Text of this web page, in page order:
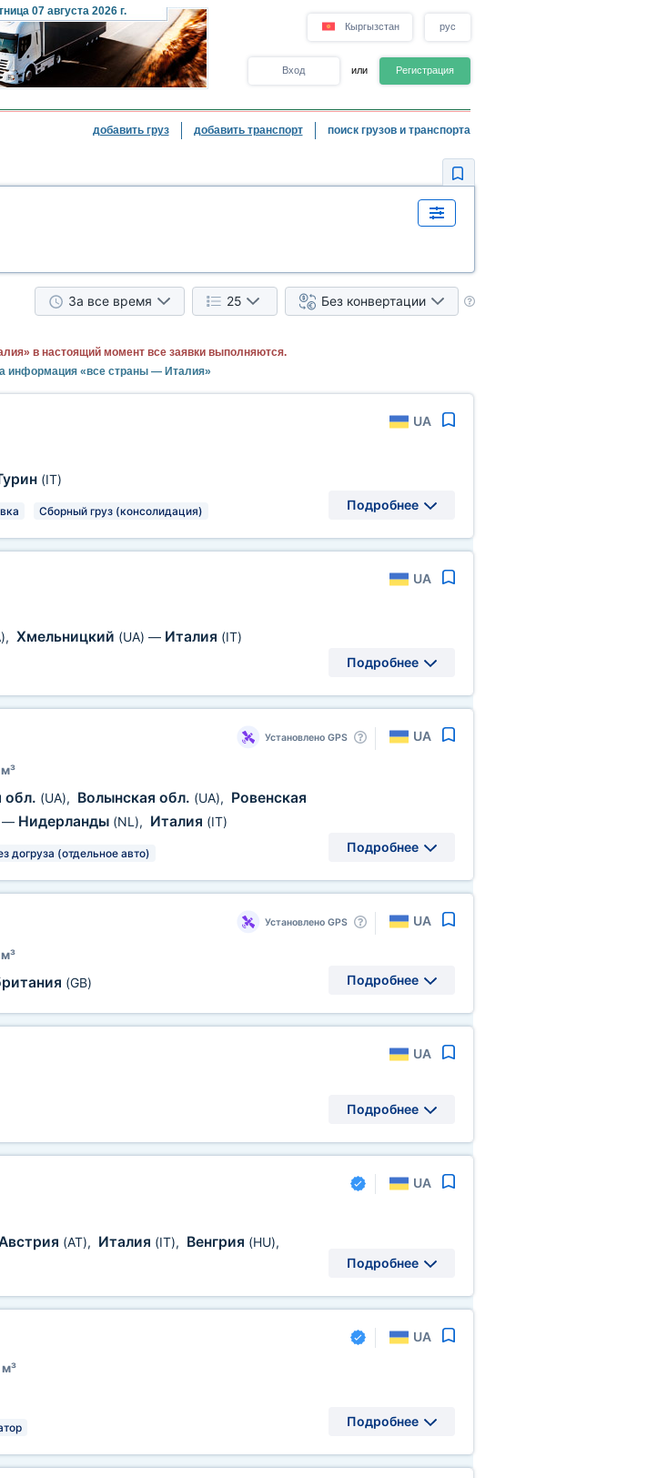
07 августа 2026 г.
Кыргызстан рус
Вход или Регистрация
добавить груз добавить транспорт поиск грузов и транспорта
За все время 25 Без конвертации
в настоящий момент все заявки выполняются.
информация «все страны — Италия»
UA
(IT)
Сборный груз (консолидация) Подробнее
UA
, Хмельницкий (UA) — Италия (IT)
Подробнее
Установлено GPS UA
обл. (UA), Волынская обл. (UA), Ровенская
— Нидерланды (NL), Италия (IT)
догруза (отдельное авто) Подробнее
Установлено GPS UA
(GB) Подробнее
UA
Подробнее
UA
(AT), Италия (IT), Венгрия (HU),
Подробнее
UA
Подробнее